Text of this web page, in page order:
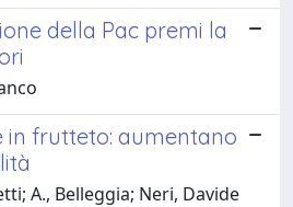
della Pac premi la
in frutteto: aumentano
A., Belleggia; Neri, Davide